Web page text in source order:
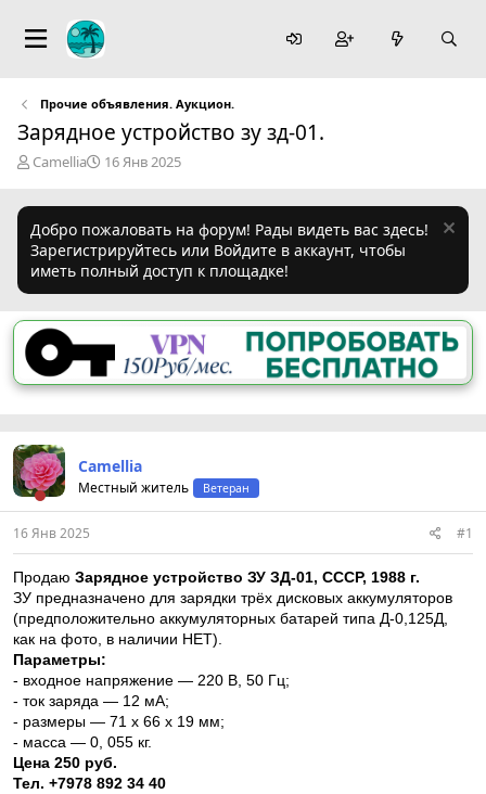
Прочие объявления. Аукцион.
Зарядное устройство зу зд-01.
А
р
т
е
м
ы
Camellia
Д
н
а
ч
а
л
16 Янв 2025
Добро пожаловать на форум! Рады видеть вас здесь!
Зарегистрируйтесь или Войдите в аккаунт, чтобы
иметь полный доступ к площадке!
Camellia
Местный житель Ветеран
16 Янв 2025 #1
Продаю Зарядное устройство ЗУ ЗД-01, СССР, 1988 г.
ЗУ предназначено для зарядки трёх дисковых аккумуляторов
(предположительно аккумуляторных батарей типа Д-0,125Д,
как на фото, в наличии НЕТ).
Параметры:
- входное напряжение — 220 В, 50 Гц;
- ток заряда — 12 мА;
- размеры — 71 х 66 х 19 мм;
- масса — 0, 055 кг.
Цена 250 руб.
Тел. +7978 892 34 40